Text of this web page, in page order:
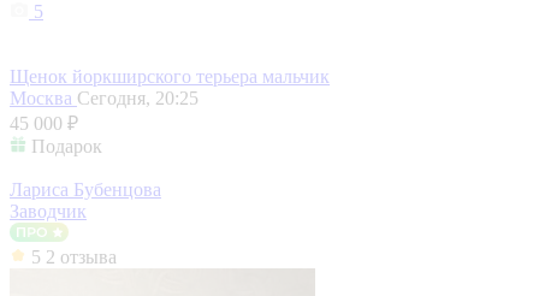
5
Щенок йоркширского терьера мальчик
Москва Сегодня, 20:25
45 000 ₽
Подарок
Лариса Бубенцова
Заводчик
5 2 отзыва